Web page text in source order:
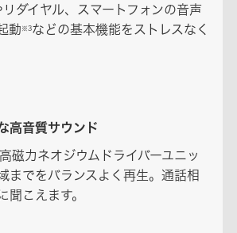
ダイヤル、スマートフォンの音声
動 ※3などの基本機能をストレスなく
高音質サウンド
磁力ネオジウムドライバーユニッ
までをバランスよく再生。通話相
聞こえます。